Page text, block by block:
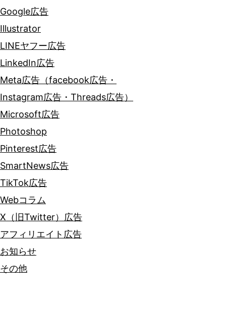
Google広告
Illustrator
LINEヤフー広告
LinkedIn広告
Meta広告（facebook広告・
Instagram広告・Threads広告）
Microsoft広告
Photoshop
Pinterest広告
SmartNews広告
TikTok広告
Webコラム
X（旧Twitter）広告
アフィリエイト広告
お知らせ
その他